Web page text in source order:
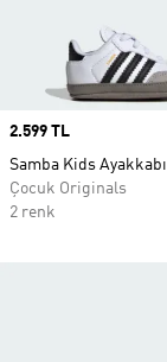
Price
2.599 TL
Samba Kids Ayakkabı
Çocuk Originals
2 renk